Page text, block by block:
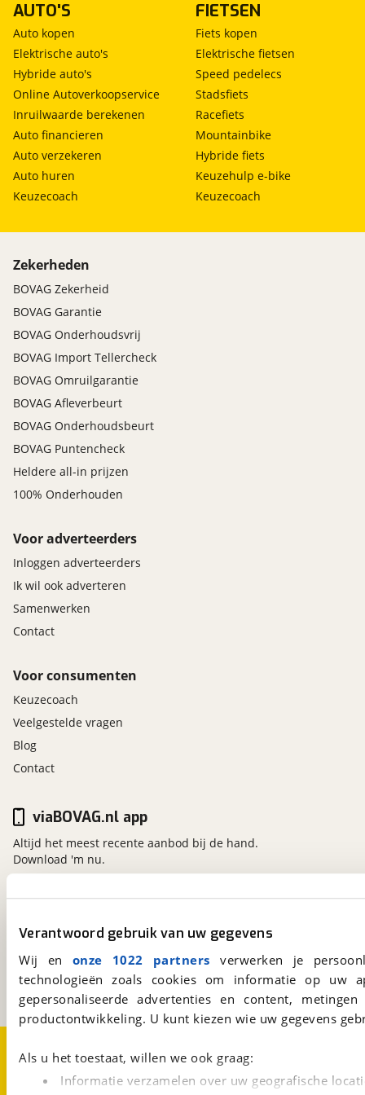
Verantwoord gebruik van uw gegevens
Wij en onze 1022 partners verwerken je
technologieën zoals cookies om informatie op
gepersonaliseerde advertenties en content,
productontwikkeling. U kunt kiezen wie uw gegevens
Als u het toestaat, willen we ook graag:
Informatie verzamelen over uw geografische
bandenspanningscontrolesysteem
bestuurdersairbag
bots waarschuwing systeem
Brake Assist System
centrale airbag voor
cruise control adaptief met Stop&Go en stuurhulp
dodehoek detectie
elektronische remkrachtverdeling
Elektronisch Stabiliteits Programma
file assistent
hill hold functie
hoofd airbag(s) voor
parkeersensor voor
passagiersairbag
rijstrooksensor met correctie
rondomzicht camera
uitstap waarschuwing
vermoeidheids herkenning
vervolgbotsing preventie
zelfstandige rijstrookwissel
zij airbag(s) voor
AUTO'S
Auto kopen
Elektrische auto's
Hybride auto's
Online Autoverkoopservice
Inruilwaarde berekenen
Auto financieren
Auto verzekeren
Auto huren
Keuzecoach
FIETSEN
Fiets kopen
Elektrische fietsen
Speed pedelecs
Stadsfiets
Racefiets
Mountainbike
Hybride fiets
Keuzehulp e-bike
Keuzecoach
Zekerheden
BOVAG Zekerheid
BOVAG Garantie
BOVAG Onderhoudsvrij
BOVAG Import Tellercheck
BOVAG Omruilgarantie
BOVAG Afleverbeurt
BOVAG Onderhoudsbeurt
BOVAG Puntencheck
Heldere all-in prijzen
100% Onderhouden
Voor adverteerders
Inloggen adverteerders
Ik wil ook adverteren
Samenwerken
Contact
Voor consumenten
Keuzecoach
Veelgestelde vragen
Blog
Contact
viaBOVAG.nl
Kosterijland
3981 AJ
Bunnik
Een initiatief van
BOVAG
viaBOVAG.nl app
Altijd het meest recente aanbod bij de hand.
Download 'm nu.
CookievoorkeurenVacatures